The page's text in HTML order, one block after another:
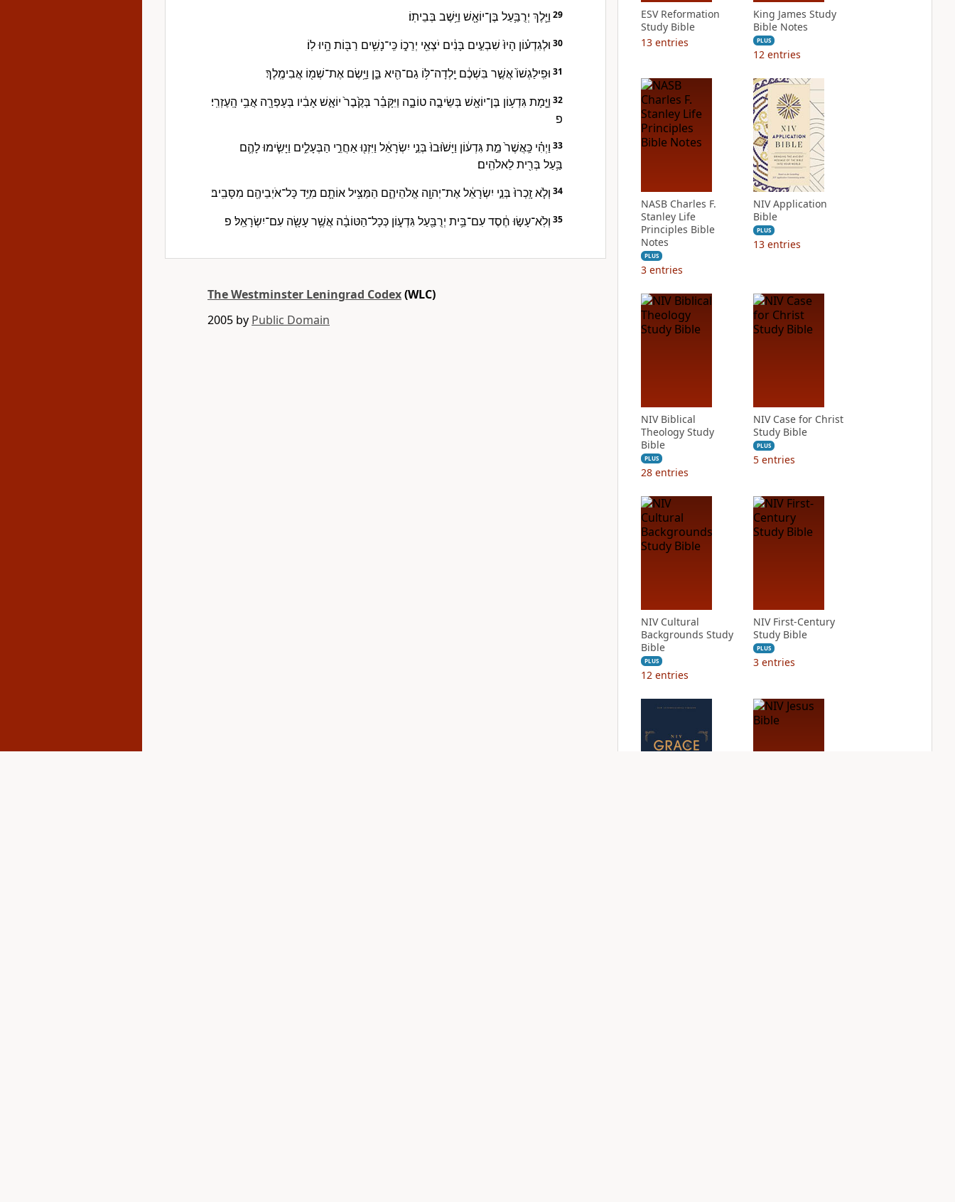
29 וַיֵּ֛לֶךְ יְרֻבַּ֥עַל בֶּן־יוֹאָ֖שׁ וַיֵּ֥שֶׁב בְּבֵיתֽוֹ׃
30 וּלְגִדְע֗וֹן הָיוּ֙ שִׁבְעִ֣ים בָּנִ֔ים יֹצְאֵ֖י יְרֵכ֑וֹ כִּֽי־נָשִׁ֥ים רַבּ֖וֹת הָ֥יוּ לֽוֹ׃
31 וּפִֽילַגְשׁוֹ֙ אֲשֶׁ֣ר בִּשְׁכֶ֔ם יָֽלְדָה־לּ֥וֹ גַם־הִ֖יא בֵּ֑ן וַיָּ֥שֶׂם אֶת־שְׁמ֖וֹ אֲבִימֶֽלֶךְ׃
32 וַיָּ֛מָת גִּדְע֥וֹן בֶּן־יוֹאָ֖שׁ בְּשֵׂיבָ֣ה טוֹבָ֑ה וַיִּקָּבֵ֗ר בְּקֶ֙בֶר֙ יוֹאָ֣שׁ אָבִ֔יו בְּעָפְרָ֖ה אֲבִ֥י הָֽעֶזְרִֽי׃
פ
33 וַיְהִ֗י כַּֽאֲשֶׁר֙ מֵ֣ת גִּדְע֔וֹן וַיָּשׁ֙וּבוּ֙ בְּנֵ֣י יִשְׂרָאֵ֔ל וַיִּזְנ֖וּ אַחֲרֵ֣י הַבְּעָלִ֑ים וַיָּשִׂ֧ימוּ לָהֶ֛ם
בַּ֥עַל בְּרִ֖ית לֵאלֹהִֽים׃
34 וְלֹ֤א זָֽכְרוּ֙ בְּנֵ֣י יִשְׂרָאֵ֔ל אֶת־יְהוָ֖ה אֱלֹהֵיהֶ֑ם הַמַּצִּ֥יל אוֹתָ֛ם מִיַּ֥ד כָּל־אֹיְבֵיהֶ֖ם מִסָּבִֽיב׃
35 וְלֹֽא־עָשׂ֣וּ חֶ֔סֶד עִם־בֵּ֥ית יְרֻבַּ֖עַל גִּדְע֑וֹן כְּכָל־הַטּוֹבָ֔ה אֲשֶׁ֥ר עָשָׂ֖ה עִם־יִשְׂרָאֵֽל׃ פ
The Westminster Leningrad Codex(WLC)
2005 by Public Domain
ESV Reformation
Study Bible
13 entries
King James Study
Bible Notes
PLUS
12 entries
NASB Charles F.
Stanley Life
Principles Bible
Notes
PLUS
3 entries
NIV Application
Bible
PLUS
13 entries
NIV Biblical
Theology Study
Bible
PLUS
28 entries
NIV Case for Christ
Study Bible
PLUS
5 entries
NIV Cultural
Backgrounds Study
Bible
PLUS
12 entries
NIV First-Century
Study Bible
PLUS
3 entries